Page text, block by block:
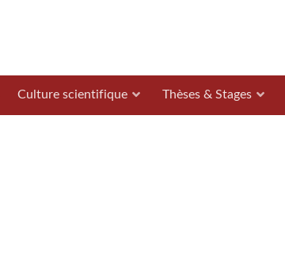
Culture scientifique Thèses & Stages